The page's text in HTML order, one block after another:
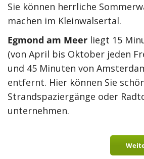
Sie können herrliche
machen im Kleinwalsertal.
Egmond am Meer liegt 15
(von April bis Oktober jeden
und 45 Minuten von
entfernt. Hier können Sie
Strandspaziergänge oder
unternehmen.